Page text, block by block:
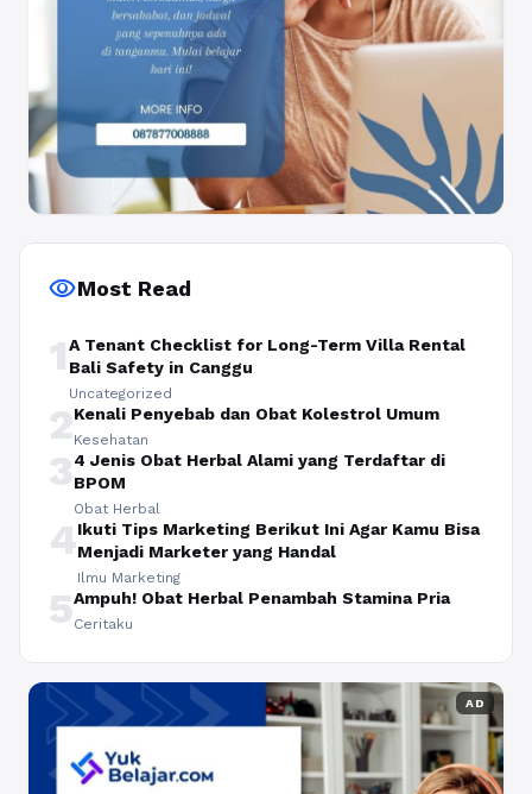
visibilityMost Read
1A Tenant Checklist for Long-Term Villa Rental
Bali Safety in Canggu
Uncategorized
2Kenali Penyebab dan Obat Kolestrol Umum
Kesehatan
34 Jenis Obat Herbal Alami yang Terdaftar di
BPOM
Obat Herbal
4Ikuti Tips Marketing Berikut Ini Agar Kamu Bisa
Menjadi Marketer yang Handal
Ilmu Marketing
5Ampuh! Obat Herbal Penambah Stamina Pria
Ceritaku
AD